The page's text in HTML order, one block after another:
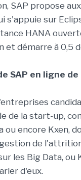
SAP propose
s'appuie sur
HANA
et démarre à 0,5
SAP en ligne de
de la start-up,
ou encore Kxen,
de
les Big Data,
d'eux.